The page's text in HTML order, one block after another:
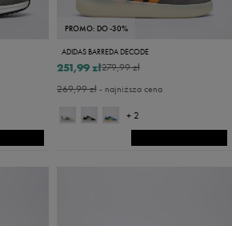
PROMO: DO -30%
ADIDAS BARREDA DECODE
279,99 zł
251,99 zł
269,99 zł- najniższa cena
+ 2